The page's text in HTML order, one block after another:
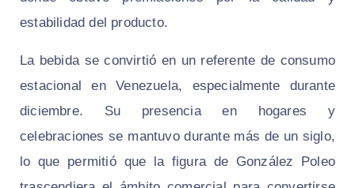
estabilidad del producto.
La bebida se convirtió en un referente de consumo
estacional en Venezuela, especialmente durante
diciembre. Su presencia en hogares y
celebraciones se mantuvo durante más de un siglo,
lo que permitió que la figura de González Poleo